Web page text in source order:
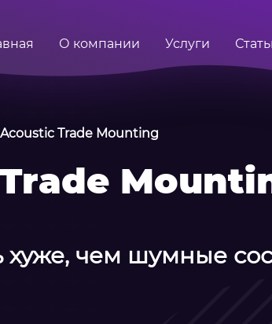
О компании Услуги
Acoustic Trade Mounting
хуже, чем шумные